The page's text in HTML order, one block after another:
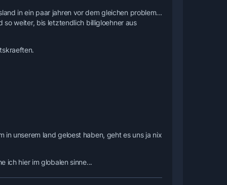
von Ukrainern, Russen und Weißrussen
das eine Ausbildungsförderung,
jedoch immer nur für drei Monate bleiben,
davon eine halbe Million in Polen geben -
dann sitzt doch längst jemand anders
absolviert.
Allerdings locken auch andere Länder wie
in ein paar jahren vor dem gleichen problem...
weiter, bis letztendlich billigloehner aus
unserem land geloest haben, geht es uns ja nix
ich hier im globalen sinne...